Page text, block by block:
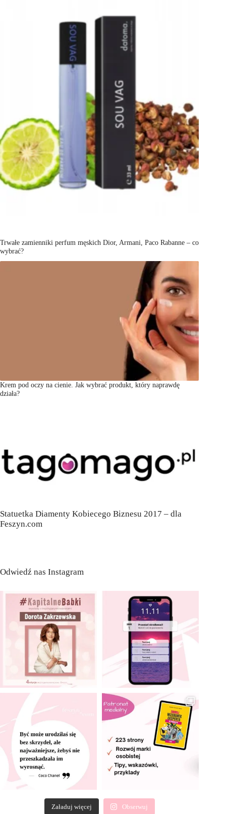
Trwałe zamienniki perfum męskich Dior, Armani, Paco Rabanne – co
wybrać?
Krem pod oczy na cienie. Jak wybrać produkt, który naprawdę
działa?
Statuetka Diamenty Kobiecego Biznesu 2017 – dla
Feszyn.com
Odwiedź nas Instagram
Załaduj więcej Obserwuj